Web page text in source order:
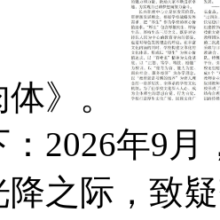
》。
2026年9
降之际，致